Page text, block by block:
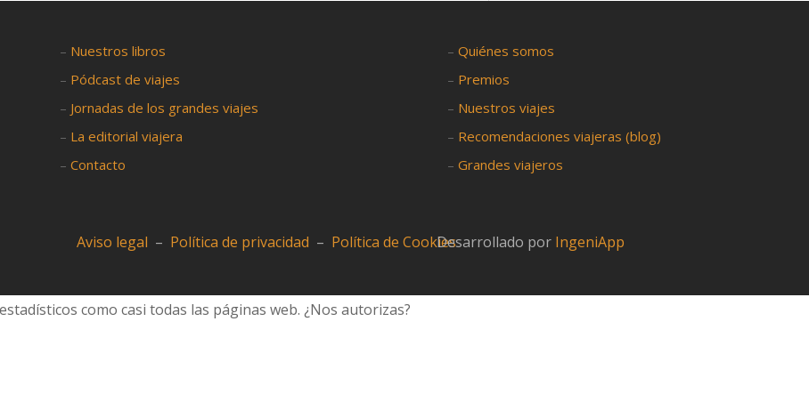
– Nuestros libros
– Pódcast de viajes
– Jornadas de los grandes viajes
– La editorial viajera
– Contacto
–Quiénes somos
– Premios
– Nuestros viajes
– Recomendaciones viajeras (blog)
–Grandes viajeros
Aviso legal – Política de privacidad – Política de CookiesDesarrollado por IngeniApp
como casi todas las páginas web. ¿Nos autorizas?